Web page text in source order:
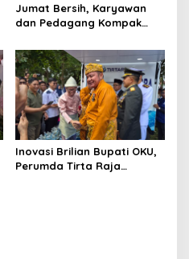
Jumat Bersih, Karyawan
dan Pedagang Kompak
Lama
Inovasi Brilian Bupati OKU,
Perumda Tirta Raja